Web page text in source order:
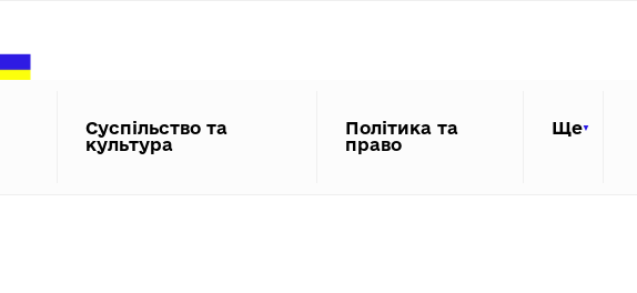
Суспільство та
культура
Політика та
право
Ще